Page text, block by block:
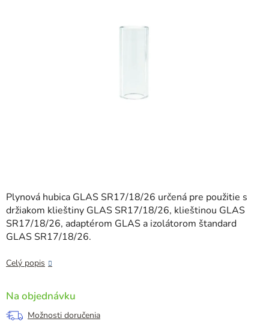
Plynová hubica GLAS SR17/18/26 určená pre použitie s
držiakom klieštiny GLAS SR17/18/26, klieštinou GLAS
SR17/18/26, adaptérom GLAS a izolátorom štandard
GLAS SR17/18/26.
Celý popis
Na objednávku
Možnosti doručenia